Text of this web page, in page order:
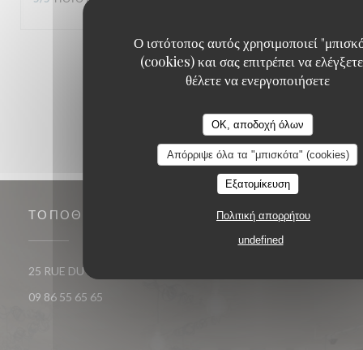
Ο ιστότοπος αυτός χρησιμοποιεί
(cookies) και σας επιτρέπει να ελέγξετε
θέλετε να ενεργοποιήσετε
OK, αποδοχή όλων
Απόρριψε όλα τα "μπισκότα" (cookies)
Εξατομίκευση
Πολιτική απορρήτου
undefined
1 2 3
ΤΟΠΟΘΕΣΊΑ
25 RUE DU ROI DE SICILE 75004 PARIS
09 86 55 65 65